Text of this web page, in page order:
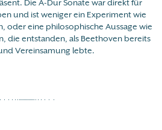
Die A-Dur Sonate war direkt für
und ist weniger ein Experiment wie
oder eine philosophische Aussage wie
die entstanden, als Beethoven bereits
Vereinsamung lebte.